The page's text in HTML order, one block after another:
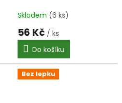
Skladem (6 ks)
56 Kč / ks
Do košíku
Bez lepku